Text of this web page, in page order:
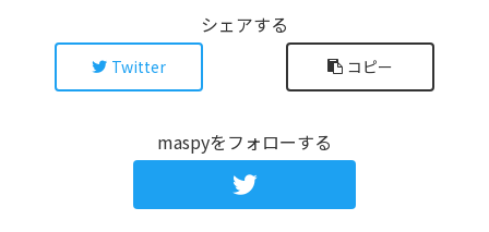
シェアする
Twitter コピー
maspyをフォローする